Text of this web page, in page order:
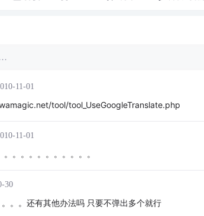
11-01
tool/tool_UseGoogleTranslate.php
11-01
。。。。。。。。。。
30
。。还有其他办法吗 只要不弹出多个就行